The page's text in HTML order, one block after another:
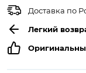
Доставка по
Легкий